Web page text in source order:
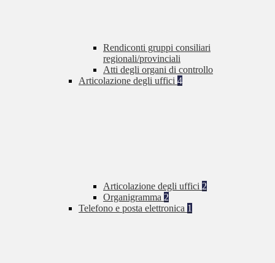
Rendiconti gruppi consiliari
regionali/provinciali
Atti degli organi di controllo
Articolazione degli uffici 4
Articolazione degli uffici 2
Organigramma 2
Telefono e posta elettronica 1